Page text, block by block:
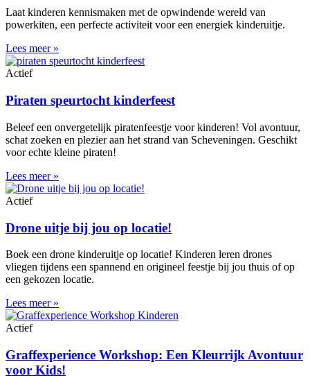
Laat kinderen kennismaken met de opwindende wereld van
powerkiten, een perfecte activiteit voor een energiek kinderuitje.
Lees meer »
Actief
Piraten speurtocht kinderfeest
Beleef een onvergetelijk piratenfeestje voor kinderen! Vol avontuur,
schat zoeken en plezier aan het strand van Scheveningen. Geschikt
voor echte kleine piraten!
Lees meer »
Actief
Drone uitje bij jou op locatie!
Boek een drone kinderuitje op locatie! Kinderen leren drones
vliegen tijdens een spannend en origineel feestje bij jou thuis of op
een gekozen locatie.
Lees meer »
Actief
Graffexperience Workshop: Een Kleurrijk Avontuur
voor Kids!